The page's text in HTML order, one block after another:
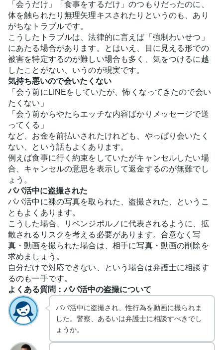
「会うだけ」「食事をするだけ」のつもりだったのに、
体を触られたり無理矢理キスされたりというのも、あり
がちなトラブルです。
こうしたトラブルは、法律的に言えば「強制わいせつ」
にあたる場合があります。とはいえ、目に見える形での
被害を特定するのが難しい場合も多く、気をつけるに越
したことがない、いうのが現実です。
気持ち悪いので会いたくない
「会う前にLINEをしていたが、怖くなってきたので会い
たくない」
「会う前からやたらエッチな内容ばかりメッセージで送
ってくる」
など、お金を前払いされたけれども、やっぱり会いたく
ない、という話もよくあります。
例えば食事に行く約束をしていたがキャンセルしたい場
合、キャンセルの意思を表示して返金するのが無難でし
ょう。
パパ活中に盗撮された
パパ活中に裸の写真を取られた、盗撮された、というこ
ともよくあります。
こうした場合、リベンジポルノに代表されるように、拡
散されるリスクを考える必要があります。合意なく写
真・動画を撮られた場合は、相手に写真・動画の削除を
求めましょう。
自分だけで対応できない、という場合は弁護士に相談す
るのも一手です。
よくある質問：パパ活中の盗撮について
パパ活中に盗撮され、性行為を動画に撮られま
した。警察、あるいは弁護士に相談すべきでし
ょうか。